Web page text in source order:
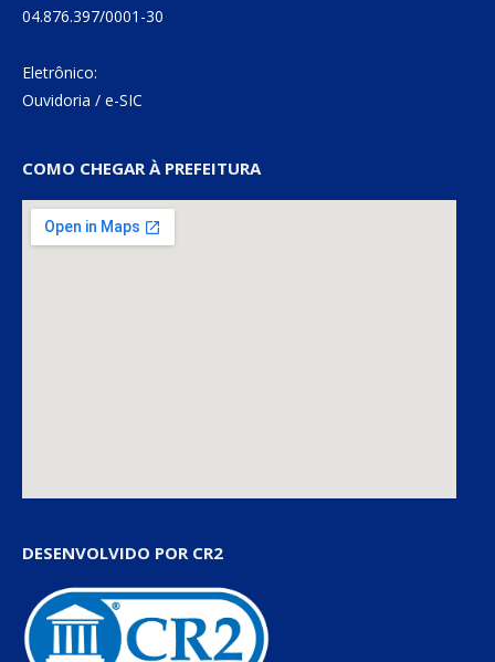
04.876.397/0001-30
Eletrônico:
Ouvidoria / e-SIC
COMO CHEGAR À PREFEITURA
DESENVOLVIDO POR CR2